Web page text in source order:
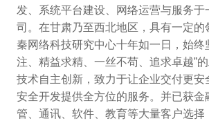
发、系统平台建设、网络运营与服务于
司。在甘肃乃至西北地区，具有一定的
秦网络科技研究中心十年如一日，始终
注、精益求精、一丝不苟、追求卓越”
技术自主创新，致力于让企业交付更安
安全开发提供全方位的服务。并已获金
管、通讯、软件、教育等大量客户选择